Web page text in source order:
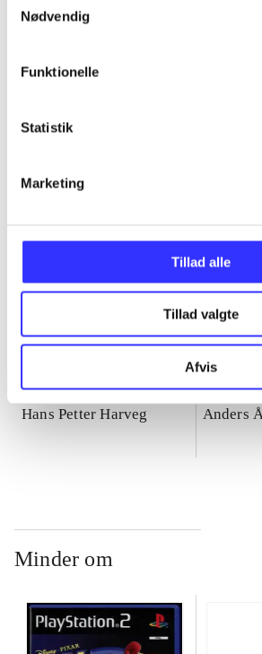
Nødvendig
Funktionelle
Statistik
Marketing
Tillad alle
Tillad valgte
Afvis
Springdale
Staldens hemmelighed
Hans Petter Harveg
Langs
Anders
Minder om